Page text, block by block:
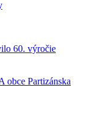
60. výročie
obce Partizánska